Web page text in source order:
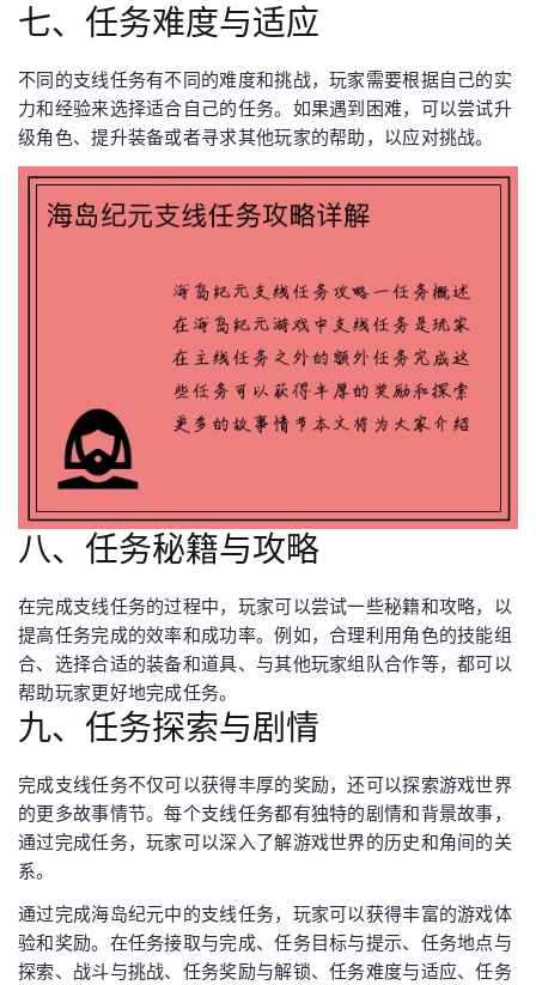
七、任务难度与适应
不同的支线任务有不同的难度和挑战，玩家需要根据自己的实
力和经验来选择适合自己的任务。如果遇到困难，可以尝试升
级角色、提升装备或者寻求其他玩家的帮助，以应对挑战。
八、任务秘籍与攻略
在完成支线任务的过程中，玩家可以尝试一些秘籍和攻略，以
提高任务完成的效率和成功率。例如，合理利用角色的技能组
合、选择合适的装备和道具、与其他玩家组队合作等，都可以
帮助玩家更好地完成任务。
九、任务探索与剧情
完成支线任务不仅可以获得丰厚的奖励，还可以探索游戏世界
的更多故事情节。每个支线任务都有独特的剧情和背景故事，
通过完成任务，玩家可以深入了解游戏世界的历史和角间的关
系。
通过完成海岛纪元中的支线任务，玩家可以获得丰富的游戏体
验和奖励。在任务接取与完成、任务目标与提示、任务地点与
探索、战斗与挑战、任务奖励与解锁、任务难度与适应、任务